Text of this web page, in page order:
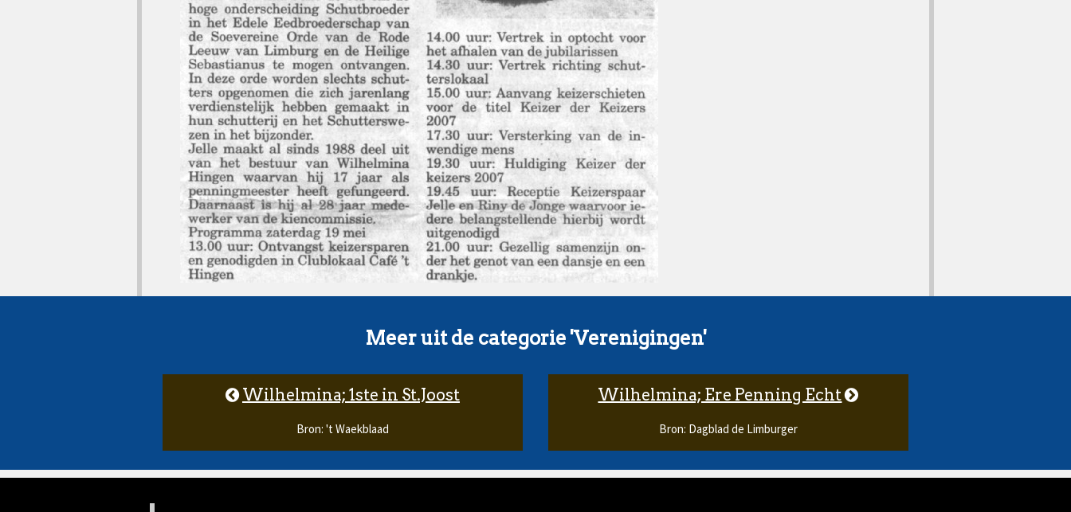
Meer uit de categorie 'Verenigingen'
Wilhelmina; 1ste in St.Joost
Bron: 't Waekblaad
Wilhelmina; Ere Penning Echt
Bron: Dagblad de Limburger